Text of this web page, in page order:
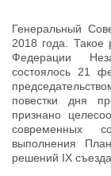
Генеральный
2018 года. Такое
Федерации
состоялось 21
повестки дня
признано
современных
выполнения
решений IX